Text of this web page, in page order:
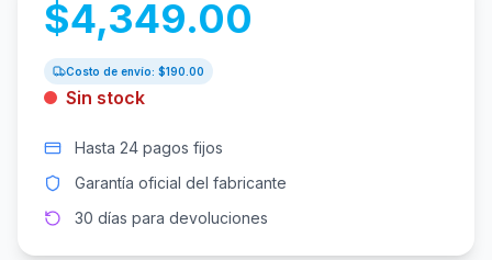
$4,349.00
Costo de envío: $190.00
Sin stock
Hasta 24 pagos fijos
Garantía oficial del fabricante
30 días para devoluciones